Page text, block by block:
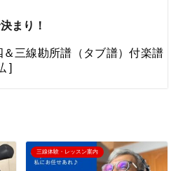
まり！
三線勘所譜（タブ譜）付楽譜
]
三線体験・レッスン案内